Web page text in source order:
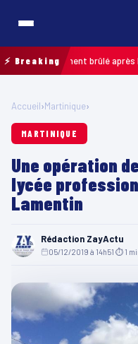
⚡ Breaking
grièvement brûlé après
Accueil›Martinique›
MARTINIQUE
Une opération
lycée
Lamentin
Rédaction ZayActu
05/12/2019 à 14h51 ⏱ 1